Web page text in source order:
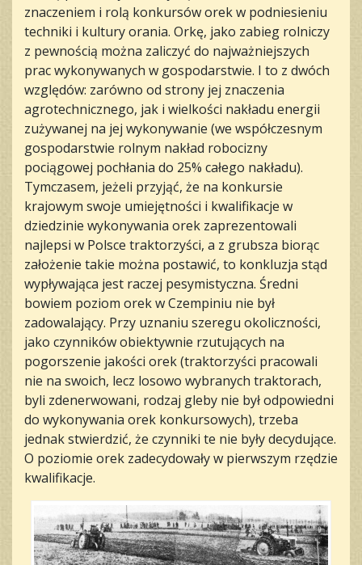
znaczeniem i rolą konkursów orek w podniesieniu
techniki i kultury orania. Orkę, jako zabieg rolniczy
z pewnością można zaliczyć do najważniejszych
prac wykonywanych w gospodarstwie. I to z dwóch
względów: zarówno od strony jej znaczenia
agrotechnicznego, jak i wielkości nakładu energii
zużywanej na jej wykonywanie (we współczesnym
gospodarstwie rolnym nakład robocizny
pociągowej pochłania do 25% całego nakładu).
Tymczasem, jeżeli przyjąć, że na konkursie
krajowym swoje umiejętności i kwalifikacje w
dziedzinie wykonywania orek zaprezentowali
najlepsi w Polsce traktorzyści, a z grubsza biorąc
założenie takie można postawić, to konkluzja stąd
wypływająca jest raczej pesymistyczna. Średni
bowiem poziom orek w Czempiniu nie był
zadowalający. Przy uznaniu szeregu okoliczności,
jako czynników obiektywnie rzutujących na
pogorszenie jakości orek (traktorzyści pracowali
nie na swoich, lecz losowo wybranych traktorach,
byli zdenerwowani, rodzaj gleby nie był odpowiedni
do wykonywania orek konkursowych), trzeba
jednak stwierdzić, że czynniki te nie były decydujące.
O poziomie orek zadecydowały w pierwszym rzędzie
kwalifikacje.